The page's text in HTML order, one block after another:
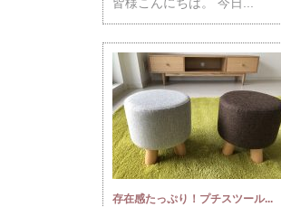
皆様こんにちは。 今日...
存在感たっぷり！プチスツール...